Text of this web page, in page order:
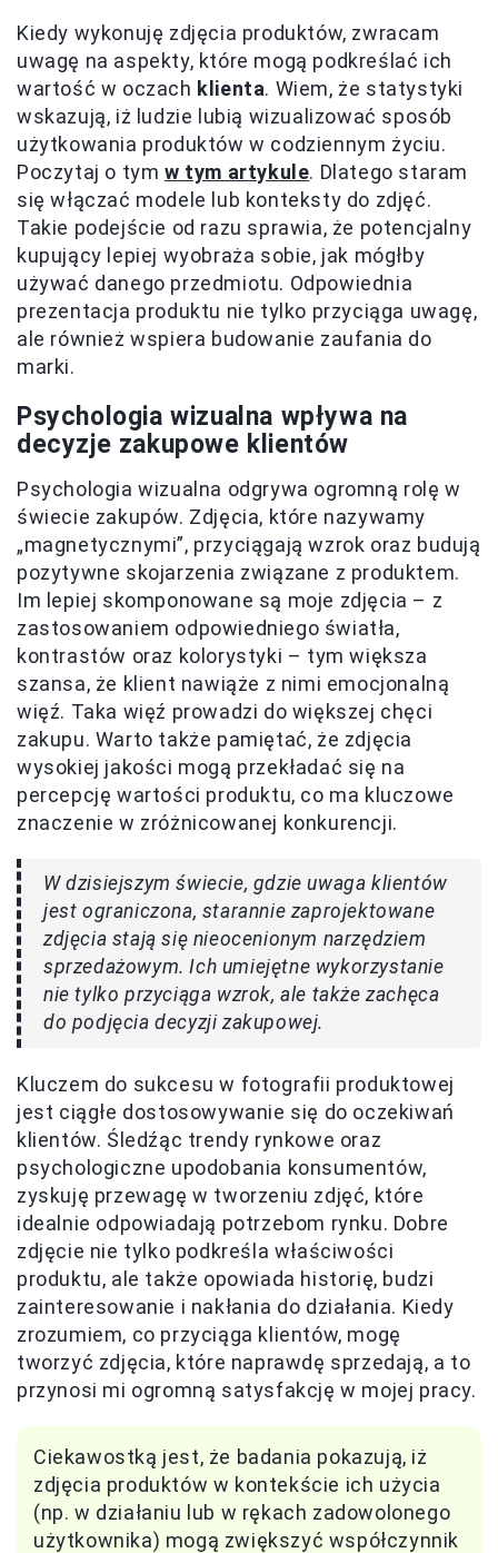
Kiedy wykonuję zdjęcia produktów, zwracam
uwagę na aspekty, które mogą podkreślać ich
wartość w oczach klienta. Wiem, że statystyki
wskazują, iż ludzie lubią wizualizować sposób
użytkowania produktów w codziennym życiu.
Poczytaj o tym w tym artykule. Dlatego staram
się włączać modele lub konteksty do zdjęć.
Takie podejście od razu sprawia, że potencjalny
kupujący lepiej wyobraża sobie, jak mógłby
używać danego przedmiotu. Odpowiednia
prezentacja produktu nie tylko przyciąga uwagę,
ale również wspiera budowanie zaufania do
marki.
Psychologia wizualna wpływa na
decyzje zakupowe klientów
Psychologia wizualna odgrywa ogromną rolę w
świecie zakupów. Zdjęcia, które nazywamy
„magnetycznymi”, przyciągają wzrok oraz budują
pozytywne skojarzenia związane z produktem.
Im lepiej skomponowane są moje zdjęcia – z
zastosowaniem odpowiedniego światła,
kontrastów oraz kolorystyki – tym większa
szansa, że klient nawiąże z nimi emocjonalną
więź. Taka więź prowadzi do większej chęci
zakupu. Warto także pamiętać, że zdjęcia
wysokiej jakości mogą przekładać się na
percepcję wartości produktu, co ma kluczowe
znaczenie w zróżnicowanej konkurencji.
W dzisiejszym świecie, gdzie uwaga klientów
jest ograniczona, starannie zaprojektowane
zdjęcia stają się nieocenionym narzędziem
sprzedażowym. Ich umiejętne wykorzystanie
nie tylko przyciąga wzrok, ale także zachęca
do podjęcia decyzji zakupowej.
Kluczem do sukcesu w fotografii produktowej
jest ciągłe dostosowywanie się do oczekiwań
klientów. Śledźąc trendy rynkowe oraz
psychologiczne upodobania konsumentów,
zyskuję przewagę w tworzeniu zdjęć, które
idealnie odpowiadają potrzebom rynku. Dobre
zdjęcie nie tylko podkreśla właściwości
produktu, ale także opowiada historię, budzi
zainteresowanie i nakłania do działania. Kiedy
zrozumiem, co przyciąga klientów, mogę
tworzyć zdjęcia, które naprawdę sprzedają, a to
przynosi mi ogromną satysfakcję w mojej pracy.
Ciekawostką jest, że badania pokazują, iż
zdjęcia produktów w kontekście ich użycia
(np. w działaniu lub w rękach zadowolonego
użytkownika) mogą zwiększyć współczynnik